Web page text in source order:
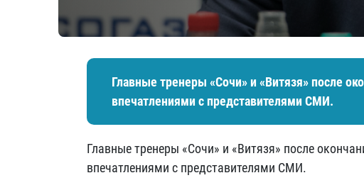
Главные тренеры «Сочи» и «Витязя» после
впечатлениями с представителями СМИ.
Главные тренеры «Сочи» и «Витязя» после
впечатлениями с представителями СМИ.